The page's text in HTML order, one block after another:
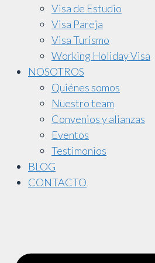
Visa de Estudio
Visa Pareja
Visa Turismo
Working Holiday Visa
NOSOTROS
Quiénes somos
Nuestro team
Convenios y alianzas
Eventos
Testimonios
BLOG
CONTACTO